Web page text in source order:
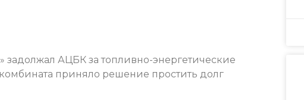
АЦБК за топливно-энергетические
приняло решение простить долг